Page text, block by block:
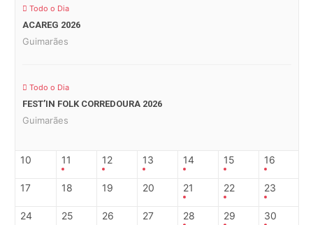
Todo o Dia
ACAREG 2026
Guimarães
Todo o Dia
FEST’IN FOLK CORREDOURA 2026
Guimarães
10 11 12 13 14 15 16
17 18 19 20 21 22 23
24 25 26 27 28 29 30